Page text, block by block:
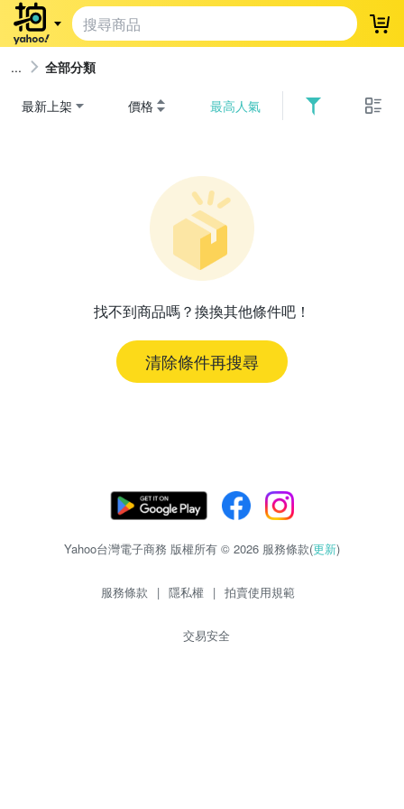
登
全部分類
最新上架 價格 最高人氣
找不到商品嗎？換換其他條件吧！
清除條件再搜尋
Yahoo台灣電子商務 版權所有 © 2026 服務條款(更新)
服務條款 | 隱私權 | 拍賣使用規範
交易安全